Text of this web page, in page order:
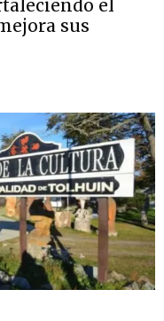
el
sus